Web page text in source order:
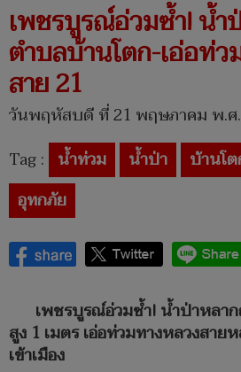
เพชรบูรณ์อ่วมซ้ำ! น้ำ
ตำบลบ้านโตก-เอ่อท่
สาย 21
วันพฤหัสบดี ที่ 21 พฤษภาคม พ.ศ.
Tag : น้ำท่วม น้ำป่า บ้านโ
อุทกภัย
เพชรบูรณ์อ่วมซ้ำ! น้ำป่าหลา
สูง 1 เมตร เอ่อท่วมทางหลวงสา
เข้าเมือง